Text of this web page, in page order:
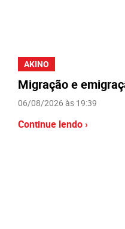
AKINO
Migração e
06/08/2026 às 19:39
Continue lendo ›